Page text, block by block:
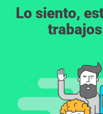
Lo siento,